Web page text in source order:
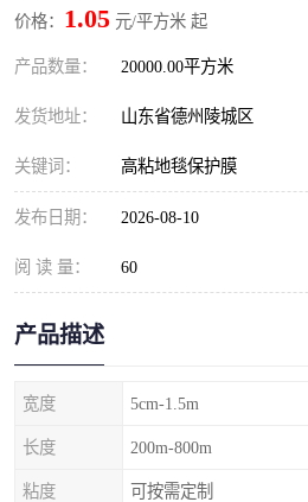
价格： 1.05 元/平方米 起
产品数量： 20000.00平方米
发货地址： 山东省德州陵城区
关键词： 高粘地毯保护膜
发布日期： 2026-08-10
阅 读 量： 60
产品描述
宽度 5cm-1.5m
长度 200m-800m
粘度 可按需定制